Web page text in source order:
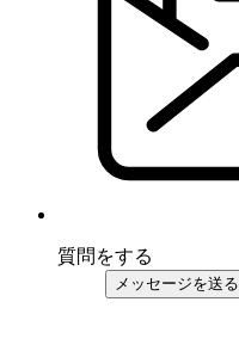
質問をする
メッセージを送る